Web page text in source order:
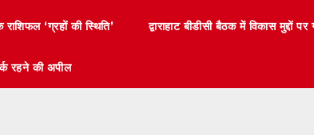
‘ग्रहों की स्थिति’ द्वाराहाट बीडीसी बैठक में विकास
रहने की अपील